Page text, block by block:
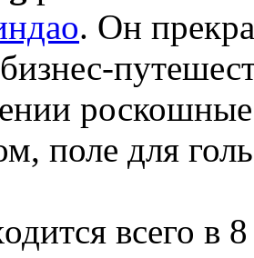
. Он
поле для
всего в